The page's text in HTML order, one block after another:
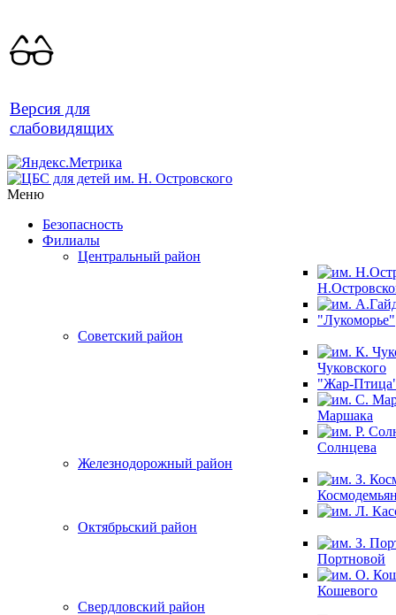
Версия для
слабовидящих
Меню
Безопасность
Филиалы
Центральный район
"Лукоморье"
Советский район
Чуковского
"Жар-
Маршака
Солнцева
Железнодорожный район
Октябрьский район
Портновой
Кошевого
Свердловский район